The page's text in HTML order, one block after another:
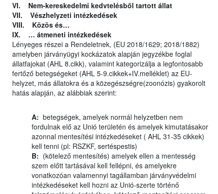
VI. Nem-kereskedelmi kedvtelésből tartott állat
VII. Vészhelyzeti intézkedések
VIII. Közös és…
IX. … átmeneti intézkedések
Lényeges részei a Rendeletnek, (EU 2018/1629; 2018/1882)
amelyben járványügyi kockázatok alapján jegyzékbe foglal
állatfajokat (AHL 8.cikk), valamint kategorizálja a legfontosabb
fertőző betegségeket (AHL 5-9.cikkek+IV.melléklet) az EU-
helyzet, más állatokra és a közegészségre(zoonózis) gyakorolt
hatás alapján, az alábbiak szerint:
A: betegségek, amelyek normál helyzetben nem
fordulnak elő az Unió területén és amelyek kimutatásakor
azonnal mentesítési intézkedéseket ( AHL 31-35 cikkek)
kell tenni (pl: RSZKF, sertéspestis)
B: (kötelező mentesítés) amelyek ellen a mentesség
szem előtt tartásával kell fellépni, és amelyekre
vonatkozóan valamennyi tagállamban járványvédelmi
intézkedéseket kell hozni az Unió-szerte történő